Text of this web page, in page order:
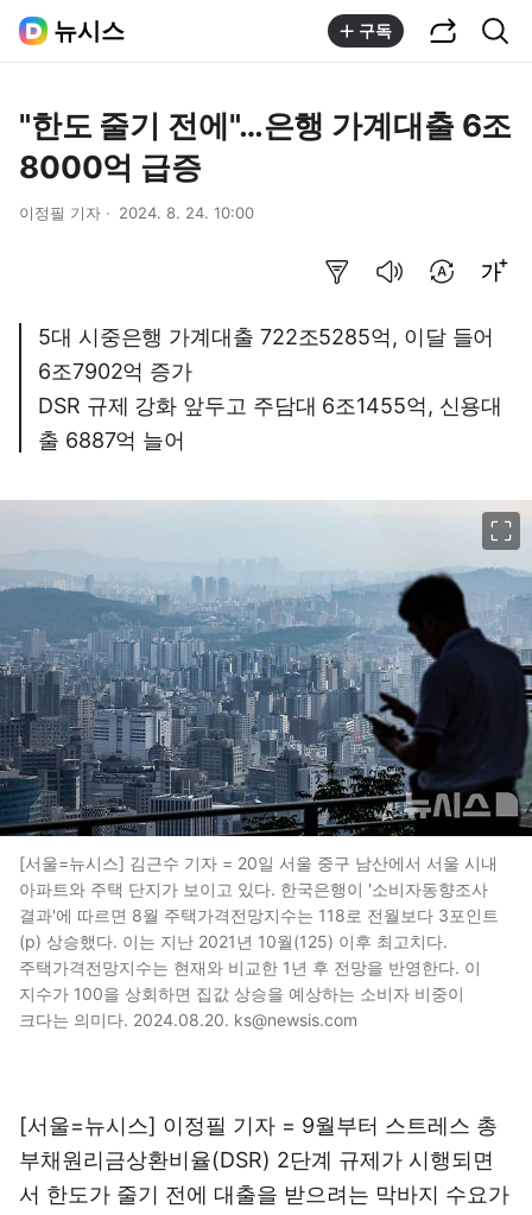
뉴시스 구독
"한도 줄기 전에"…은행 가계대출 6조
8000억 급증
이정필 기자 2024. 8. 24. 10:00
5대 시중은행 가계대출 722조5285억, 이달 들어
6조7902억 증가
DSR 규제 강화 앞두고 주담대 6조1455억, 신용대
출 6887억 늘어
[서울=뉴시스] 김근수 기자 = 20일 서울 중구 남산에서 서울 시내
아파트와 주택 단지가 보이고 있다. 한국은행이 '소비자동향조사
결과'에 따르면 8월 주택가격전망지수는 118로 전월보다 3포인트
(p) 상승했다. 이는 지난 2021년 10월(125) 이후 최고치다.
주택가격전망지수는 현재와 비교한 1년 후 전망을 반영한다. 이
지수가 100을 상회하면 집값 상승을 예상하는 소비자 비중이
크다는 의미다. 2024.08.20. ks@newsis.com
[서울=뉴시스] 이정필 기자 = 9월부터 스트레스 총
부채원리금상환비율(DSR) 2단계 규제가 시행되면
서 한도가 줄기 전에 대출을 받으려는 막바지 수요가